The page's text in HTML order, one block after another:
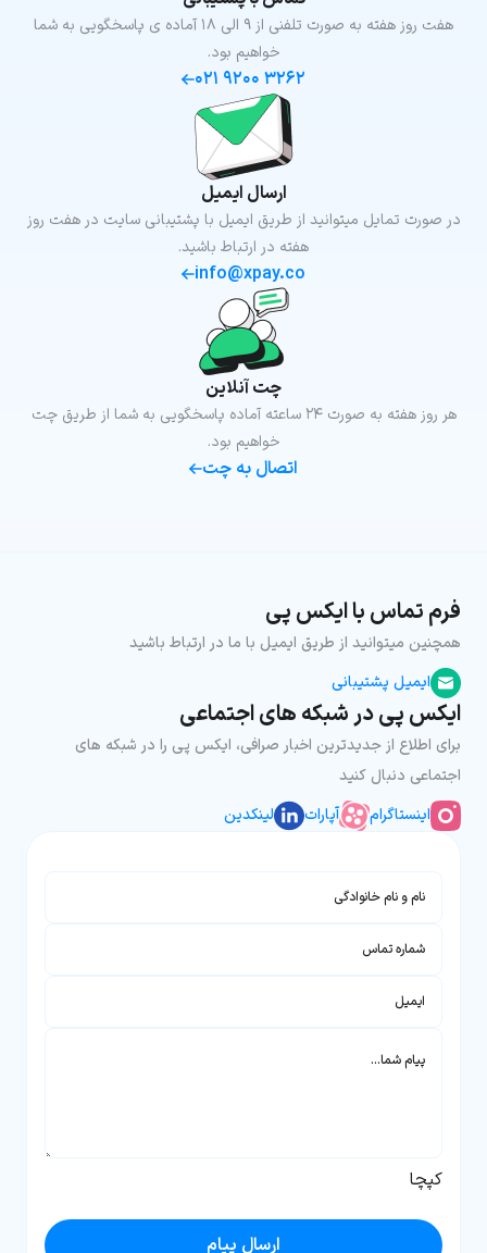
هفت روز هفته به صورت تلفنی از ۹ الی ۱۸ آماده ی پاسخگویی به شما
خواهیم بود.
۰۲۱ ۹۲۰۰ ۳۲۶۲
ارسال ایمیل
در صورت تمایل میتوانید از طریق ایمیل با پشتیبانی سایت در هفت روز
هفته در ارتباط باشید.
info@xpay.co
چت آنلاین
هر روز هفته به صورت ۲۴ ساعته آماده پاسخگویی به شما از طریق چت
خواهیم بود.
اتصال به چت
فرم تماس با ایکس پی
همچنین میتوانید از طریق ایمیل با ما در ارتباط باشید
ایمیل پشتیبانی
ایکس پی در شبکه های اجتماعی
برای اطلاع از جدیدترین اخبار صرافی، ایکس پی را در شبکه های
اجتماعی دنبال کنید
اینستاگرام
آپارات لینکدین
نام و نام خانوادگی
شماره تماس
ایمیل
پیام شما...
کپچا